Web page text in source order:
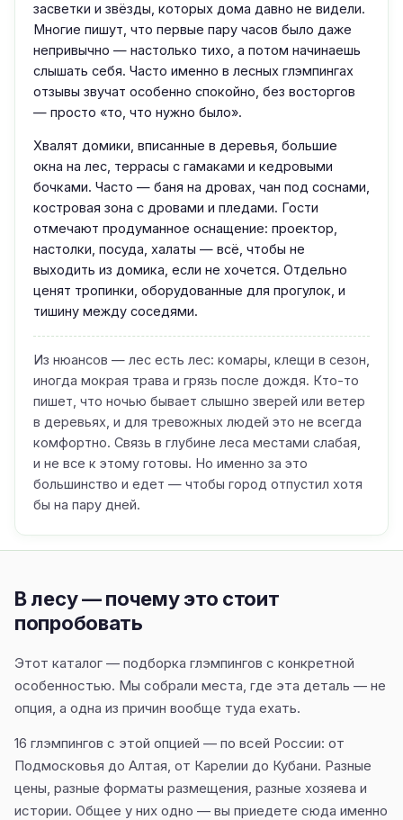
засветки и звёзды, которых дома давно не видели.
Многие пишут, что первые пару часов было даже
непривычно — настолько тихо, а потом начинаешь
слышать себя. Часто именно в лесных глэмпингах
отзывы звучат особенно спокойно, без восторгов
— просто «то, что нужно было».
Хвалят домики, вписанные в деревья, большие
окна на лес, террасы с гамаками и кедровыми
бочками. Часто — баня на дровах, чан под соснами,
костровая зона с дровами и пледами. Гости
отмечают продуманное оснащение: проектор,
настолки, посуда, халаты — всё, чтобы не
выходить из домика, если не хочется. Отдельно
ценят тропинки, оборудованные для прогулок, и
тишину между соседями.
Из нюансов — лес есть лес: комары, клещи в сезон,
иногда мокрая трава и грязь после дождя. Кто-то
пишет, что ночью бывает слышно зверей или ветер
в деревьях, и для тревожных людей это не всегда
комфортно. Связь в глубине леса местами слабая,
и не все к этому готовы. Но именно за это
большинство и едет — чтобы город отпустил хотя
бы на пару дней.
В лесу — почему это стоит
попробовать
Этот каталог — подборка глэмпингов с конкретной
особенностью. Мы собрали места, где эта деталь — не
опция, а одна из причин вообще туда ехать.
16 глэмпингов с этой опцией — по всей России: от
Подмосковья до Алтая, от Карелии до Кубани. Разные
цены, разные форматы размещения, разные хозяева и
истории. Общее у них одно — вы приедете сюда именно